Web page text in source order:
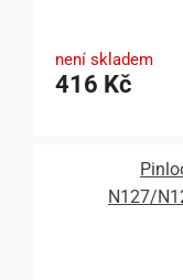
není skladem
416 Kč
N127/